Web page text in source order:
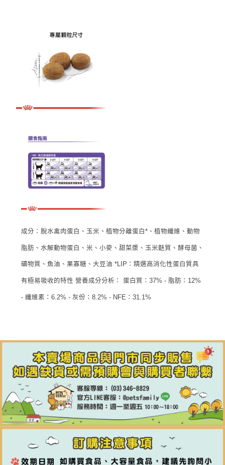
成分：脫水禽肉蛋白、玉米、植物分離蛋白*、植物纖維、動物
脂肪、水解動物蛋白、米、小麥、甜菜漿、玉米麩質、酵母菌、
礦物質、魚油、果寡糖、大豆油 *LIP：精選高消化性蛋白質具
有極易吸收的特性 營養成分分析： 蛋白質：37% - 脂肪：12%
- 纖維素：6.2% - 灰份：8.2% - NFE：31.1%